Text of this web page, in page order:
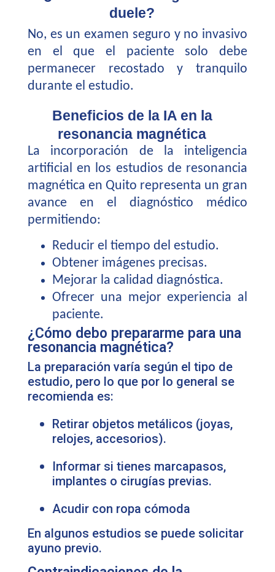
duele?
No, es un examen seguro y no invasivo
en el que el paciente solo debe
permanecer recostado y tranquilo
durante el estudio.
Beneficios de la IA en la
resonancia magnética
La incorporación de la inteligencia
artificial en los estudios de resonancia
magnética en Quito representa un gran
avance en el diagnóstico médico
permitiendo:
Reducir el tiempo del estudio.
Obtener imágenes precisas.
Mejorar la calidad diagnóstica.
Ofrecer una mejor experiencia al
paciente.
¿Cómo debo prepararme para una
resonancia magnética?
La preparación varía según el tipo de
estudio, pero lo que por lo general se
recomienda es:
Retirar objetos metálicos (joyas,
relojes, accesorios).
Informar si tienes marcapasos,
implantes o cirugías previas.
Acudir con ropa cómoda
En algunos estudios se puede solicitar
ayuno previo.